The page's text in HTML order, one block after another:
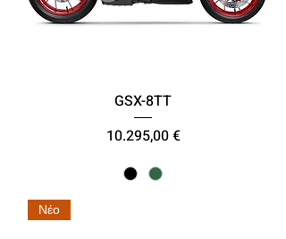
GSX-8TT
Τιμή
10.295,00 €
Νέο